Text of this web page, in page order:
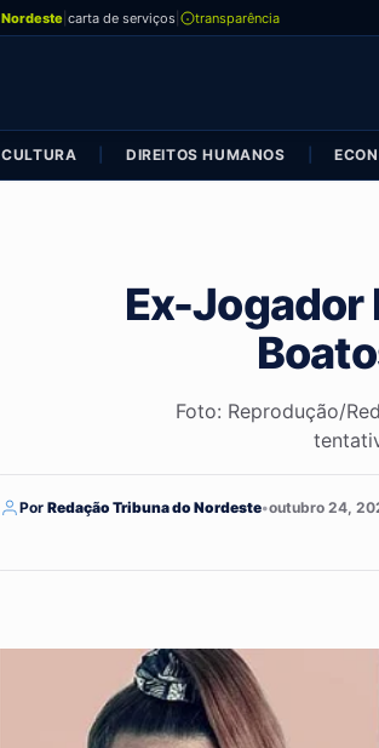
Nordeste carta de serviços transparência
CULTURA DIREITOS HUMANOS
Ex-Jogador
Foto: Reprodução/
Por Redação Tribuna do Nordeste•outubro 24,